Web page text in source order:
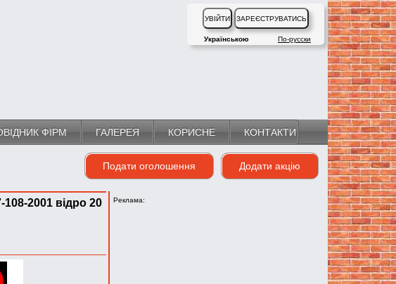
Українською По-русски
ФІРМ ГАЛЕРЕЯ КОРИСНЕ КОНТАКТИ
Додати акцію
Подати оголошення
2001 вiдро 20
Реклама: